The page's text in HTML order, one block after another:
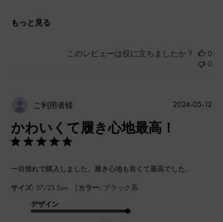
もっと見る
このレビューは役に立ちましたか？
0
0
ご利用者様
かわいくて履き心地最高！
一目惚れで購入しました。履き心地も良くて最高でした。
サイズ: 37/23.5cm | カラー: ブラック系
デザイン
公
2024-05-12